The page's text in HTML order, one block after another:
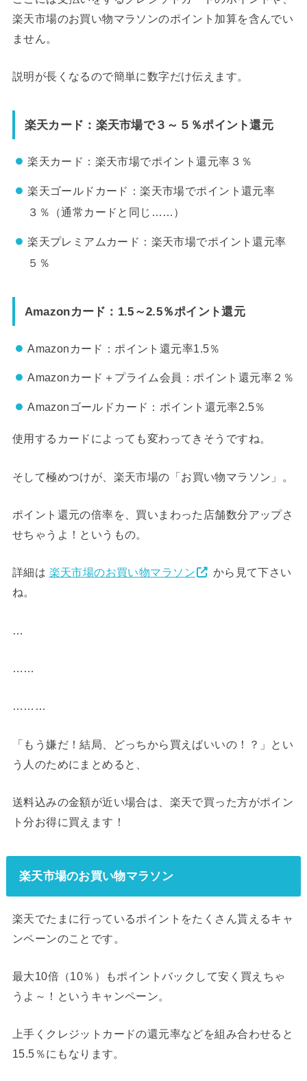
楽天市場のお買い物マラソンのポイント加算を含んでい
ません。
説明が長くなるので簡単に数字だけ伝えます。
楽天カード：楽天市場で３～５％ポイント還元
楽天カード：楽天市場でポイント還元率３％
楽天ゴールドカード：楽天市場でポイント還元率
３％（通常カードと同じ……）
楽天プレミアムカード：楽天市場でポイント還元率
５％
Amazonカード：1.5～2.5％ポイント還元
Amazonカード：ポイント還元率1.5％
Amazonカード＋プライム会員：ポイント還元率２％
Amazonゴールドカード：ポイント還元率2.5％
使用するカードによっても変わってきそうですね。
そして極めつけが、楽天市場の 「お買い物マラソン」
ポイント還元の倍率を、買いまわった店舗数分アップさ
せちゃうよ！というもの。
詳細は 楽天市場のお買い物マラソン
から見て下さい
ね。
…
……
………
「もう嫌だ！結局、どっちから買えばいいの！？」とい
う人のためにまとめると、
送料込みの金額が近い場合は、楽天で買った方がポイン
ト分お得に買えます！
楽天市場のお買い物マラソン
楽天でたまに行っているポイントをたくさん貰えるキャ
ンペーンのことです。
最大10倍（10％）もポイントバックして安く買えちゃ
うよ～！というキャンペーン。
上手くクレジットカードの還元率などを組み合わせると
15.5％にもなります。